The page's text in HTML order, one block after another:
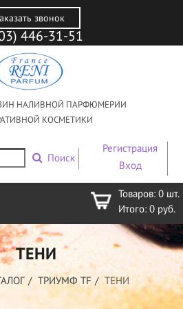
звонок
446-31-51
НАЛИВНОЙ ПАРФЮМЕРИИ
КОСМЕТИКИ
Поиск
Регистрация
Вход
Товаров: 0 шт.
Итого: 0 руб.
ТЕНИ
ТРИУМФ TF ТЕНИ